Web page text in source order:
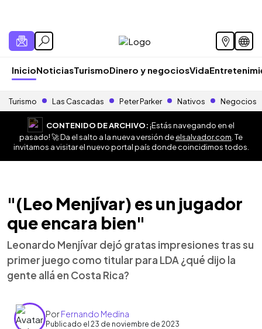
InicioNoticiasTurismoDinero y negociosVida
Turismo Las Cascadas Peter Parker Nativos Negocios
CONTENIDO DE ARCHIVO:¡Estás navegando en el
pasado! 🚀 Da el salto a la nueva versión deelsalvador.com . Te
invitamos a visitar el nuevo portal país donde coincidimos todos.
"(Leo Menjívar) es un jugador
que encara bien"
Leonardo Menjívar dejó gratas impresiones tras su
primer juego como titular para LDA ¿qué dijo la
gente allá en Costa Rica?
PorFernando Medina
Publicado el 23 de noviembre de 2023